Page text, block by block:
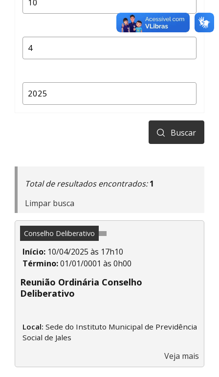
Buscar
Total de resultados encontrados: 1
Limpar busca
Conselho Deliberativo
Início: 10/04/2025 às 17h10
Término:01/01/0001 às 0h00
Reunião Ordinária Conselho
Deliberativo
Local: Sede do Instituto Municipal de Previdência
Social de Jales
Veja mais